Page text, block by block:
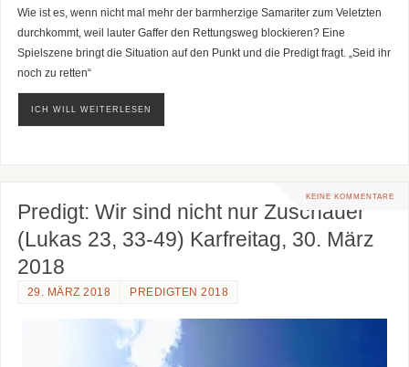
Wie ist es, wenn nicht mal mehr der barmherzige Samariter zum Veletzten
durchkommt, weil lauter Gaffer den Rettungsweg blockieren? Eine
Spielszene bringt die Situation auf den Punkt und die Predigt fragt. „Seid ihr
noch zu retten“
ICH WILL WEITERLESEN
KEINE KOMMENTARE
Predigt: Wir sind nicht nur Zuschauer
(Lukas 23, 33-49) Karfreitag, 30. März
2018
29. MÄRZ 2018 PREDIGTEN 2018